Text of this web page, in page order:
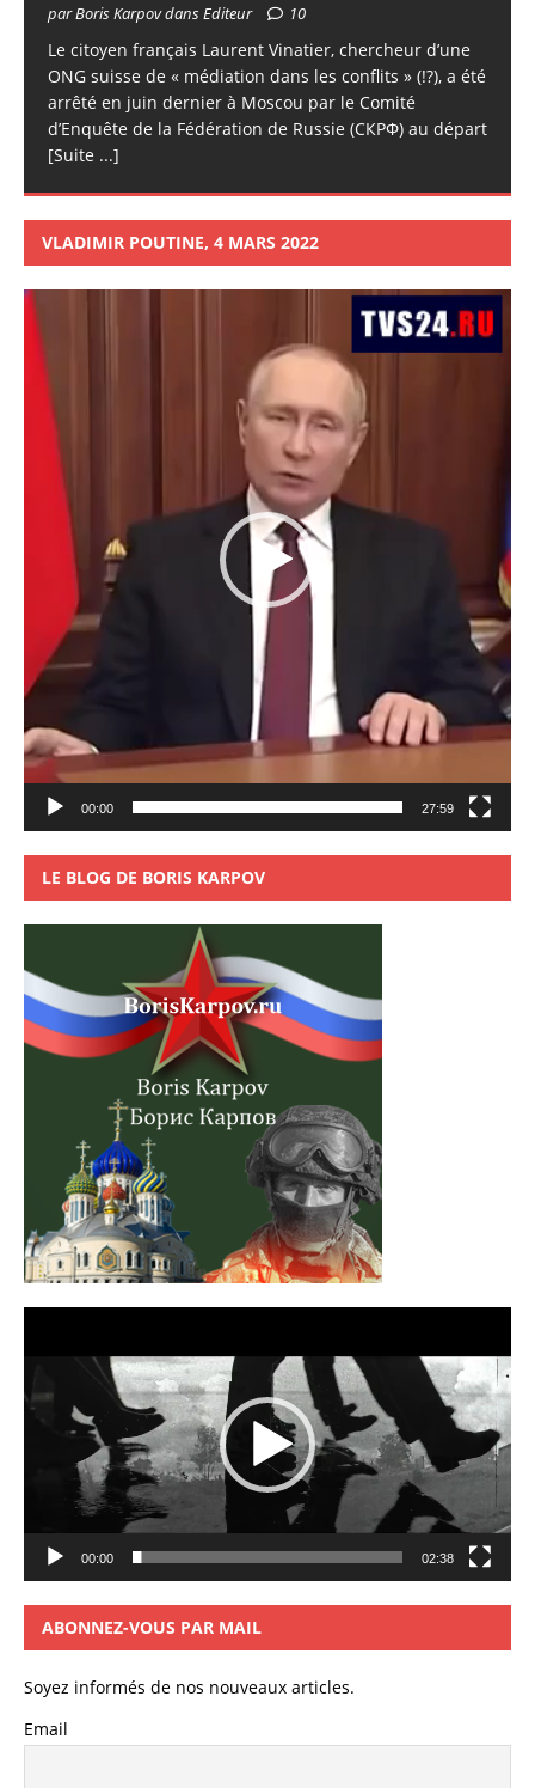
par Boris Karpov dans Editeur 10
Le citoyen français Laurent Vinatier, chercheur d’une
ONG suisse de « médiation dans les conflits » (!?), a été
arrêté en juin dernier à Moscou par le Comité
d’Enquête de la Fédération de Russie (СКРФ) au départ
[Suite ...]
VLADIMIR POUTINE, 4 MARS 2022
Lecteur
vidéo
00:00 27:59
LE BLOG DE BORIS KARPOV
00:00 02:38
ABONNEZ-VOUS PAR MAIL
Soyez informés de nos nouveaux articles.
Email